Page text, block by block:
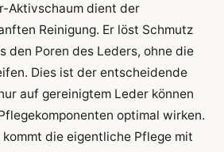
Aktivschaum dient der
Reinigung. Er löst Schmutz
den Poren des Leders, ohne die
Dies ist der entscheidende
auf gereinigtem Leder können
optimal wirken.
die eigentliche Pflege mit